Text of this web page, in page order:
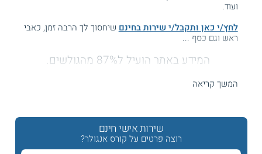
ועוד.
לחץ/י כאן ותקבל/י שירות בחינם שיחסוך לך הרבה זמן, כאבי
ראש וגם כסף ...
המידע באתר הועיל ל87% מהגולשים.
קורס תכנות אנגולר - Angular
צעד קדימה בפיתוח
המשך קריאה
שירות אישי חינם
רוצה פרטים על קורס אנגולר?